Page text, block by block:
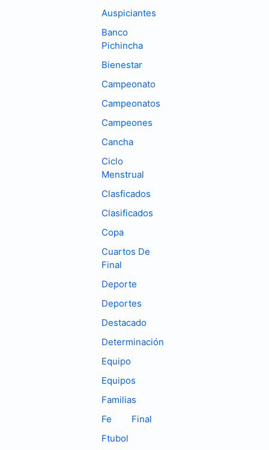
Auspiciantes
Banco
Pichincha
Bienestar
Campeonato
Campeonatos
Campeones
Cancha
Ciclo
Menstrual
Clasficados
Clasificados
Copa
Cuartos De
Final
Deporte
Deportes
Destacado
Determinación
Equipo
Equipos
Familias
Fe
Final
Ftubol